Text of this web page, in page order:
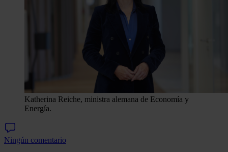
Katherina Reiche, ministra alemana de Economía y
Energía.
Ningún comentario